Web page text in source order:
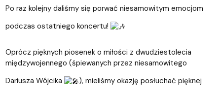
Po raz kolejny daliśmy się porwać niesamowitym emocjom
podczas ostatniego koncertu!
Oprócz pięknych piosenek o miłości z dwudziestolecia
międzywojennego (śpiewanych przez niesamowitego
Dariusza Wójcika
), mieliśmy okazję posłuchać pięknej